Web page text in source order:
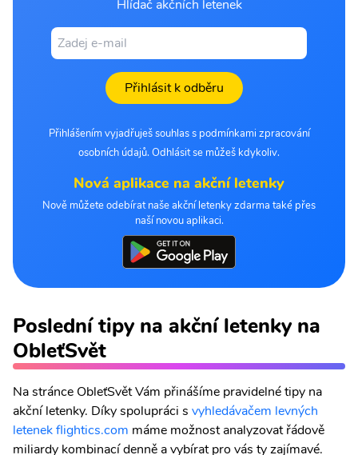
Hlídač akčních letenek
Přihlásit k odběru
Přihlášením vyjadřuješ souhlas s podmínkami zpracování
osobních údajů. Odhlásit se můžeš kdykoliv.
Nová aplikace na akční letenky
Nově můžete odebírat naše akční letenky zdarma také přes
naší novou aplikaci.
Poslední tipy na akční letenky na
ObleťSvět
Na stránce ObleťSvět Vám přinášíme pravidelné tipy na
akční letenky. Díky spolupráci s vyhledávačem levných
letenek flightics.com máme možnost analyzovat řádově
miliardy kombinací denně a vybírat pro vás ty zajímavé.